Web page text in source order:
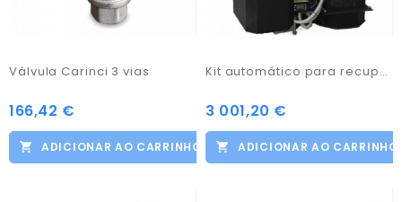
Válvula Carinci 3 vias
166,42 €
ADICIONAR AO CARRINHO
Kit automático para recuperador Carinci
3 001,20 €
ADICIONAR AO CARRINHO